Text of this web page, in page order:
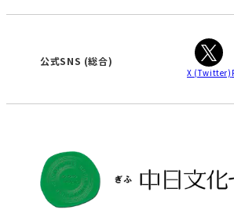
大垣
津
公式SNS (総合)
X (Twitter)